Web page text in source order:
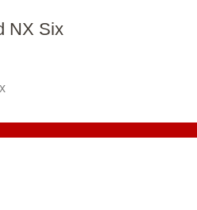
NX Six